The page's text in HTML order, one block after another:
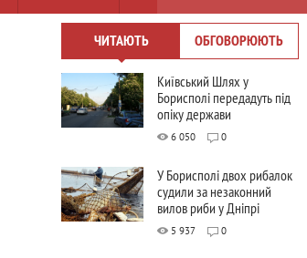
ЧИТАЮТЬ ОБГОВОРЮЮТЬ
Київський Шлях у
Борисполі передадуть під
опіку держави
6 050 0
У Борисполі двох рибалок
судили за незаконний
вилов риби у Дніпрі
5 937 0